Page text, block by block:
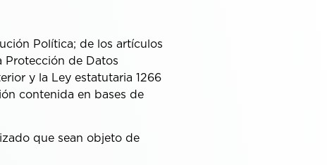
Política; de los artículos
Protección de Datos
y la Ley estatutaria 1266
contenida en bases de
que sean objeto de